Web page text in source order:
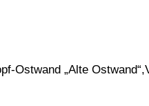
Ostwand „Alte